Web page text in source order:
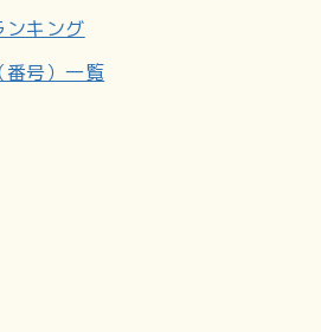
ンキング
番号）一覧